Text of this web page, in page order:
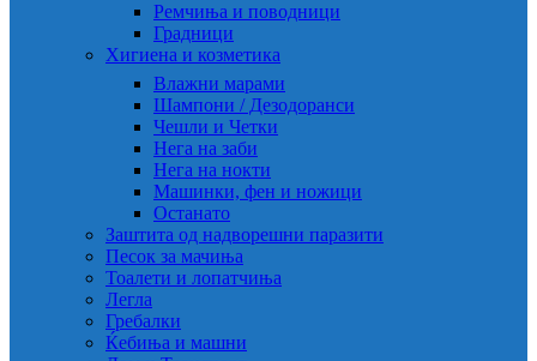
Ремчиња и поводници
Градници
Хигиена и козметика
Влажни марами
Шампони / Дезодоранси
Чешли и Четки
Нега на заби
Нега на нокти
Машинки, фен и ножици
Останато
Заштита од надворешни паразити
Песок за мачиња
Тоалети и лопатчиња
Легла
Гребалки
Ќебиња и машни